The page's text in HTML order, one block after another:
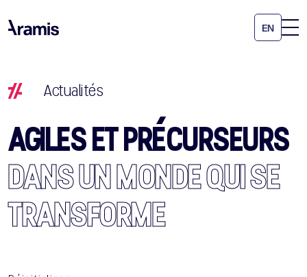
EN
Actualités
AGILES ET PRÉCURSEURS
DANS UN MONDE QUI SE
TRANSFORME